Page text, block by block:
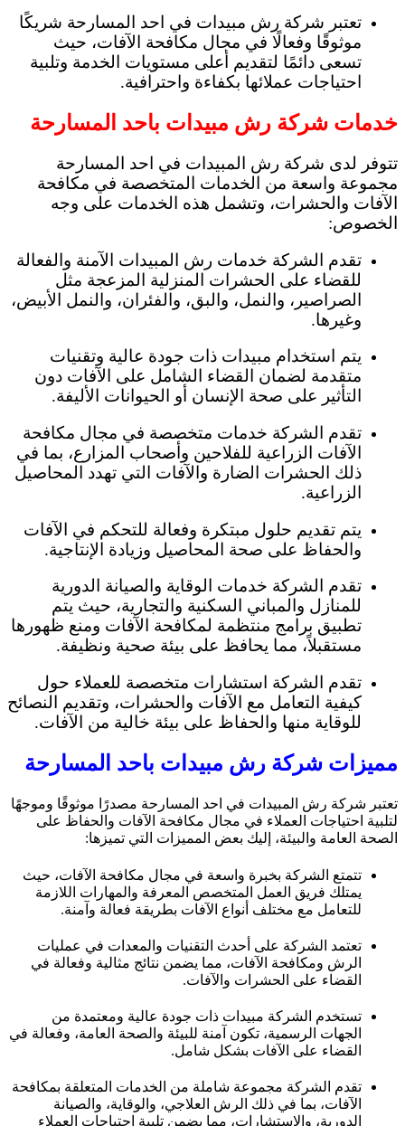
تعتبر شركة رش مبيدات في احد المسارحة شريكًا
موثوقًا وفعالًا في مجال مكافحة الآفات، حيث
تسعى دائمًا لتقديم أعلى مستويات الخدمة وتلبية
احتياجات عملائها بكفاءة واحترافية.
خدمات شركة رش مبيدات باحد المسارحة
تتوفر لدى شركة رش المبيدات في احد المسارحة
مجموعة واسعة من الخدمات المتخصصة في مكافحة
الآفات والحشرات، وتشمل هذه الخدمات على وجه
الخصوص:
تقدم الشركة خدمات رش المبيدات الآمنة والفعالة
للقضاء على الحشرات المنزلية المزعجة مثل
الصراصير، والنمل، والبق، والفئران، والنمل الأبيض،
وغيرها.
يتم استخدام مبيدات ذات جودة عالية وتقنيات
متقدمة لضمان القضاء الشامل على الآفات دون
التأثير على صحة الإنسان أو الحيوانات الأليفة.
تقدم الشركة خدمات متخصصة في مجال مكافحة
الآفات الزراعية للفلاحين وأصحاب المزارع، بما في
ذلك الحشرات الضارة والآفات التي تهدد المحاصيل
الزراعية.
يتم تقديم حلول مبتكرة وفعالة للتحكم في الآفات
والحفاظ على صحة المحاصيل وزيادة الإنتاجية.
تقدم الشركة خدمات الوقاية والصيانة الدورية
للمنازل والمباني السكنية والتجارية، حيث يتم
تطبيق برامج منتظمة لمكافحة الآفات ومنع ظهورها
مستقبلاً، مما يحافظ على بيئة صحية ونظيفة.
تقدم الشركة استشارات متخصصة للعملاء حول
كيفية التعامل مع الآفات والحشرات، وتقديم النصائح
للوقاية منها والحفاظ على بيئة خالية من الآفات.
مميزات شركة رش مبيدات باحد المسارحة
تعتبر شركة رش المبيدات في احد المسارحة مصدرًا موثوقًا وموجهًا
لتلبية احتياجات العملاء في مجال مكافحة الآفات والحفاظ على
الصحة العامة والبيئة، إليك بعض المميزات التي تميزها:
تتمتع الشركة بخبرة واسعة في مجال مكافحة الآفات، حيث
يمتلك فريق العمل المتخصص المعرفة والمهارات اللازمة
للتعامل مع مختلف أنواع الآفات بطريقة فعالة وآمنة.
تعتمد الشركة على أحدث التقنيات والمعدات في عمليات
الرش ومكافحة الآفات، مما يضمن نتائج مثالية وفعالة في
القضاء على الحشرات والآفات.
تستخدم الشركة مبيدات ذات جودة عالية ومعتمدة من
الجهات الرسمية، تكون آمنة للبيئة والصحة العامة، وفعالة في
القضاء على الآفات بشكل شامل.
تقدم الشركة مجموعة شاملة من الخدمات المتعلقة بمكافحة
الآفات، بما في ذلك الرش العلاجي، والوقاية، والصيانة
الدورية، والاستشارات، مما يضمن تلبية احتياجات العملاء